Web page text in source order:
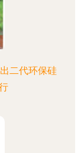
二代环保硅